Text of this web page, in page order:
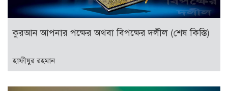
কুরআন আপনার পক্ষের অথবা বিপক্ষের দলীল (শেষ কিস্তি)
হাফীযুর রহমান